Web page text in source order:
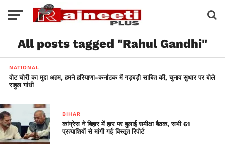
All posts tagged "Rahul Gandhi"
NATIONAL
वोट चोरी का मुद्दा अहम, हमने हरियाणा-कर्नाटक में गड़बड़ी साबित की, चुनाव सुधार पर बोले
राहुल गांधी
BIHAR
कांग्रेस ने बिहार में हार पर बुलाई समीक्षा बैठक, सभी 61
प्रत्याशियों से मांगी गई विस्तृत रिपोर्ट